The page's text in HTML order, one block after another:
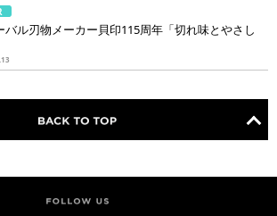
PICK UP 筋肉
女の本音
食事
調査結果
印象な男
頭皮ケア
室
バル刃物メーカー貝印115周年「切れ味とやさし